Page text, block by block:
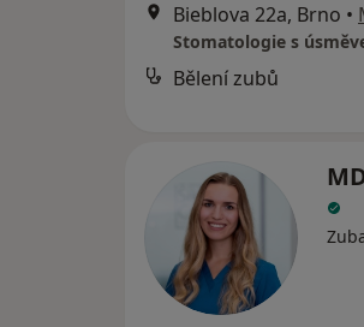
Bieblova 22a, Brno •
Stomatologie s
Bělení zubů